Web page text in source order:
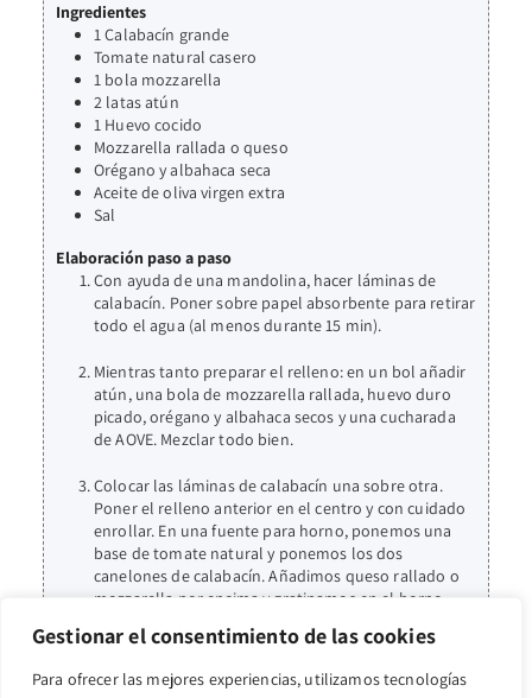
Gestionar el consentimiento de las cookies
Para ofrecer las mejores experiencias, utilizamos tecnologías
Ingredientes
1Calabacín grande
Tomate natural casero
1 bola mozzarella
2 latasatún
1 Huevo cocido
Mozzarella rallada o queso
Orégano y albahaca seca
Aceite de oliva virgen extra
Sal
Elaboración paso a paso
Con ayuda de una mandolina, hacer láminas de
calabacín. Poner sobre papel absorbente para retirar
todo el agua (al menos durante 15 min).
Mientras tanto preparar el relleno: en un bol añadir
atún, una bola de mozzarella rallada, huevo duro
picado, orégano y albahaca secos y una cucharada
de AOVE. Mezclar todo bien.
Colocar las láminas de calabacín una sobre otra.
Poner el relleno anterior en el centro y con cuidado
enrollar. En una fuente para horno, ponemos una
base de tomate natural y ponemos los dos
canelones de calabacín. Añadimos queso rallado o
mozzarella por encima y gratinamos en el horno